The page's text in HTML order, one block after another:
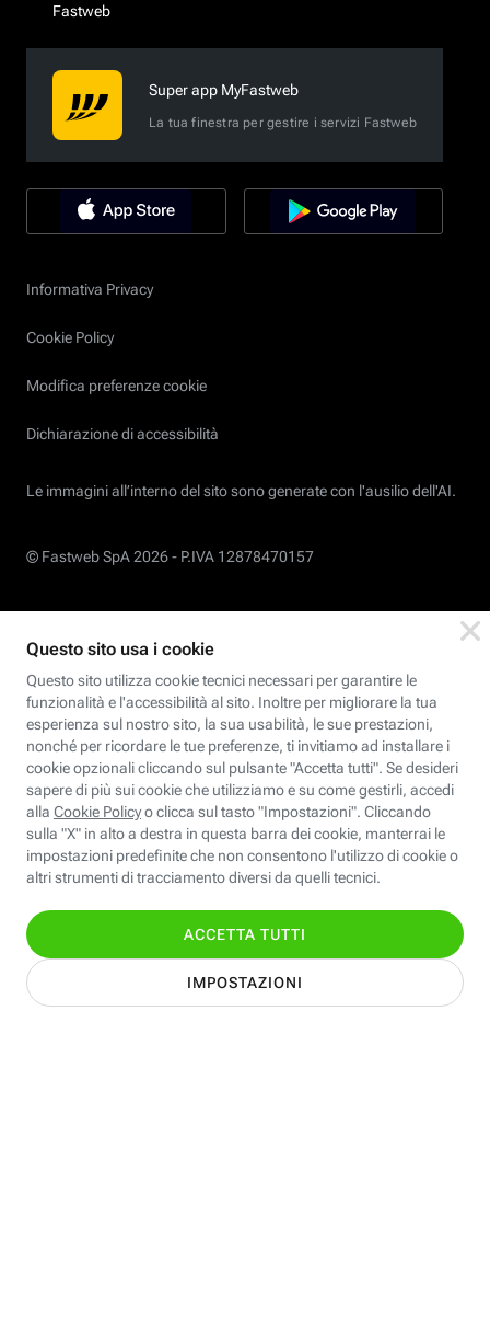
Fastweb
Super app MyFastweb
La tua finestra per gestire i servizi Fastweb
Informativa Privacy
Cookie Policy
Modifica preferenze cookie
Dichiarazione di accessibilità
Le immagini all’interno del sito sono generate con l'ausilio dell'AI.
© Fastweb SpA 2026 - P.IVA 12878470157